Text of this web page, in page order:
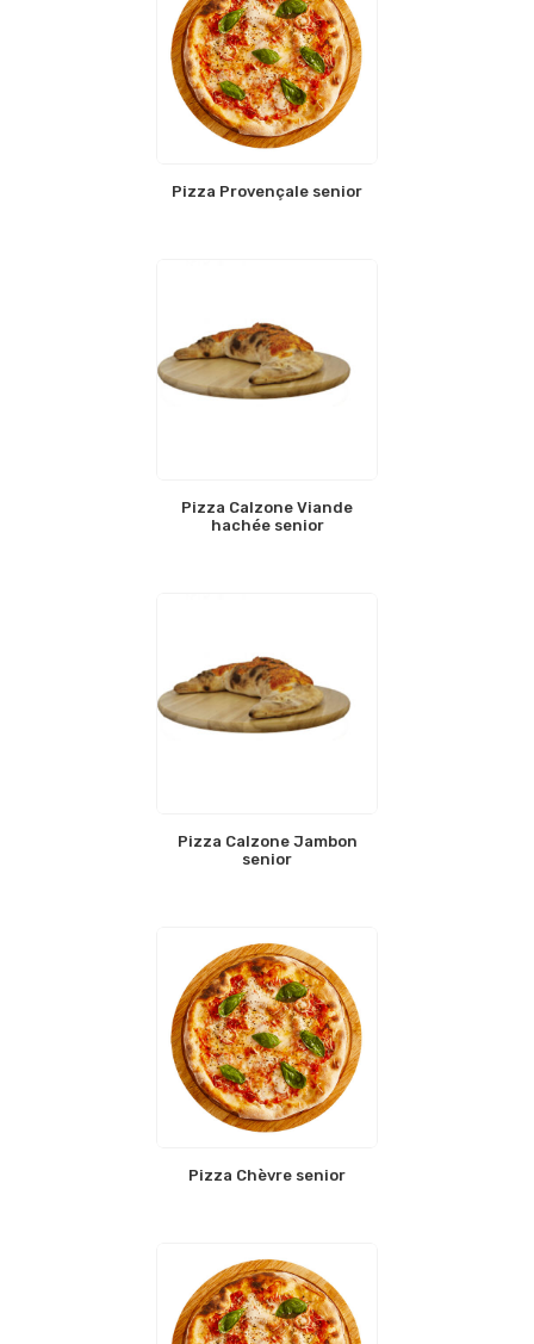
Pizza Provençale senior
Pizza Calzone Viande
hachée senior
Pizza Calzone Jambon
senior
Pizza Chèvre senior